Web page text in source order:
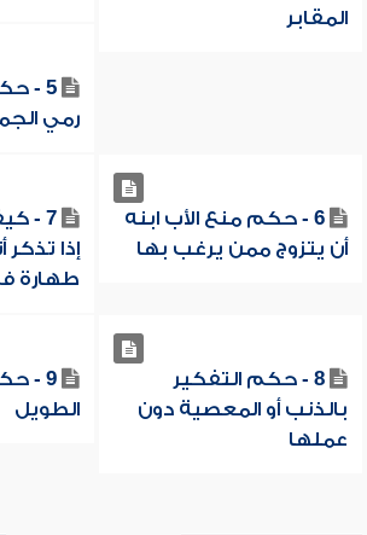
المقابر
5 -
رمي
6 - حكم منع الأب ابنه
أن يتزوج ممن يرغب بها
7 -
إذا
طهارة
8 - حكم التفكير
بالذنب أو المعصية دون
عملها
9 -
الطويل